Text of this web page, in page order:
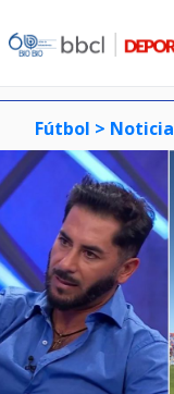
Fútbol > Noticia